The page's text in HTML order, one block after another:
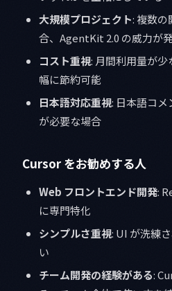
大規模プロジェクト: 複数
合、AgentKit 2.0 の威力が
コスト重視: 月間利用量が
幅に節約可能
日本語対応重視: 日本語コ
が必要な場合
Cursor をお勧めする人
Web フロントエンド開発:
に専門特化
シンプルさ重視: UI が洗練
い
チーム開発の経験がある: